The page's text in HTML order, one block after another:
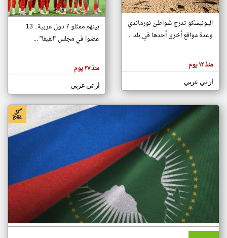
تغيير الدولة
اخبار جزر القمر على مدار الساعة
أهم اخبار جزر القمر العاجلة والمباشرة
هنا عن
وجهة
كاتبيها.
اليونيسكو تدرج شواطئ نورماندي
وعدة مواقع أخرى أحدها في بلد ...
منذ ١٢ يوم
ار تي عربي
بينهم ممثلو 7 دول عربية.. 13
عضوا في مجلس "الفيفا" ...
منذ ٢٧ يوم
ار تي عربي
klyoum.com